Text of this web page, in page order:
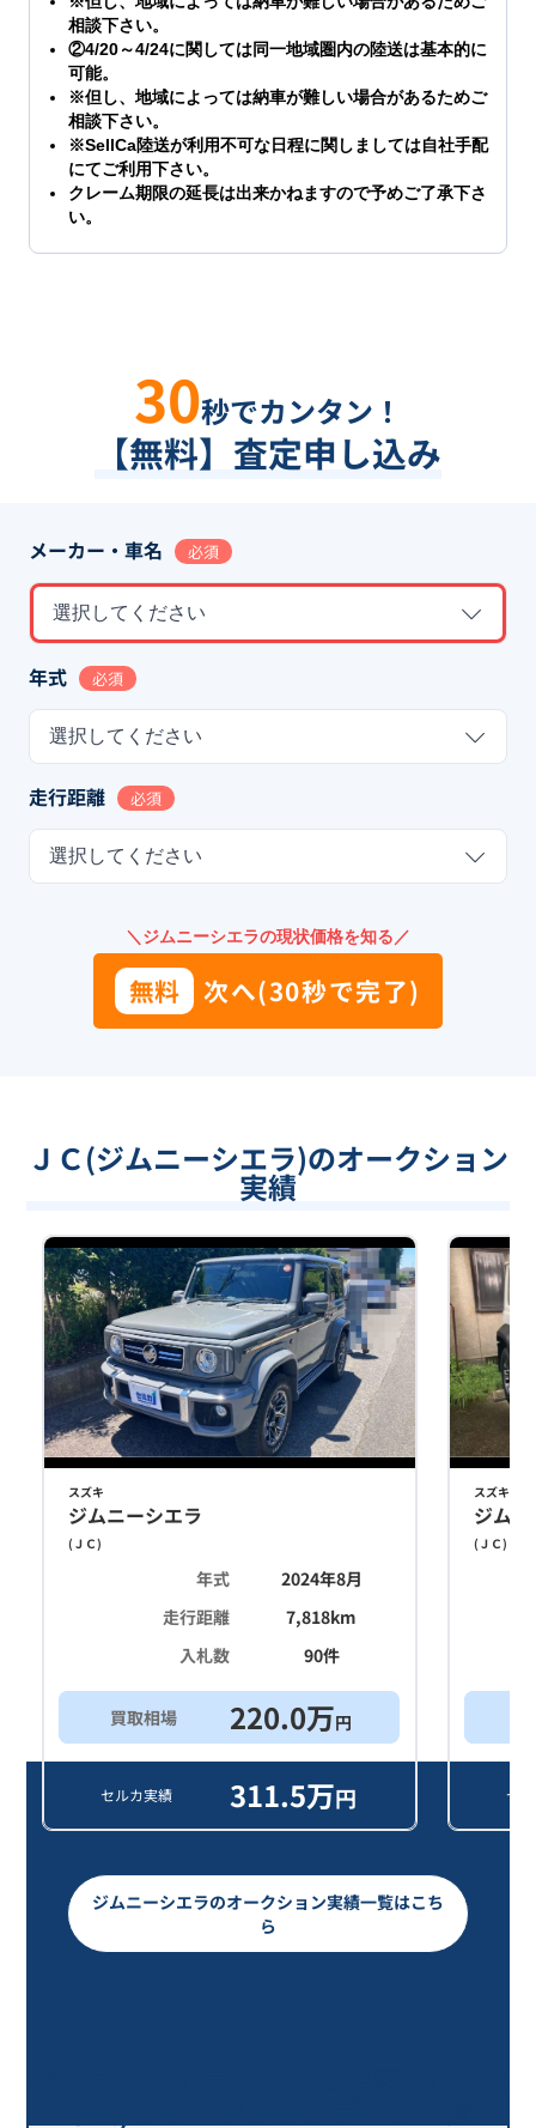
相談下さい。
②4/20～4/24に関しては同一地域圏内の陸送は基本的に
可能。
※但し、地域によっては納車が難しい場合があるためご
相談下さい。
※SellCa陸送が利用不可な日程に関しましては自社手配
にてご利用下さい。
クレーム期限の延長は出来かねますので予めご了承下さ
い。
30秒でカンタン！
【無料】査定申し込み
メーカー・車名 必須
選択してください
年式 必須
選択してください
走行距離 必須
選択してください
＼ジムニーシエラの現状価格を知る／
無料 次へ(30秒で完了)
ＪＣ(ジムニーシエラ)のオークション
実績
スズキ
ジムニーシエラ
( ＪＣ)
年式
2024年8月
走行距離
7,818km
入札数
90件
買取相場 220.0万円
セルカ実績 311.5万円
スズキ
ジム
( ＪＣ)
セ
ジムニーシエラのオークション実績一覧はこち
ら